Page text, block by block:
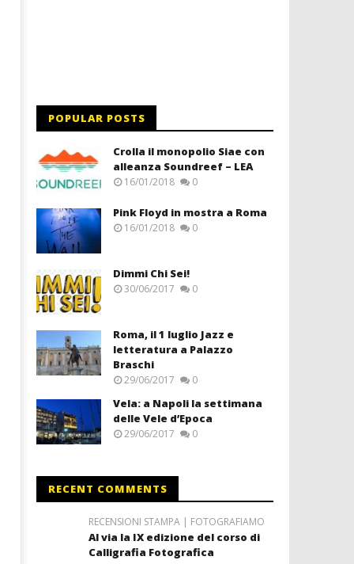
POPULAR POSTS
Crolla il monopolio Siae con
alleanza Soundreef – LEA
16/01/2018 0
Pink Floyd in mostra a Roma
16/01/2018 0
Dimmi Chi Sei!
30/06/2017 0
Roma, il 1 luglio Jazz e
letteratura a Palazzo
Braschi
29/06/2017 0
Vela: a Napoli la settimana
delle Vele d’Epoca
29/06/2017 0
RECENT COMMENTS
RECENSIONI STAMPA | FOTOGRAFIAMO
Al via la IX edizione del corso di
Calligrafia Fotografica